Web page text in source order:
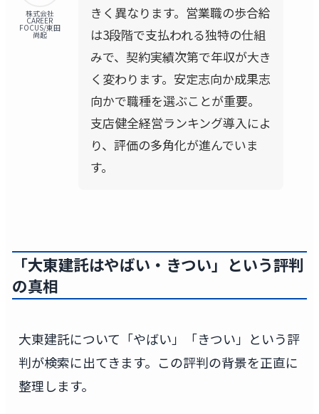
株式会社
CAREER
FOCUS/東田
尚起
きく異なります。営業職の歩合給
は3段階で支払われる独特の仕組
みで、契約実績次第で年収が大き
く変わります。安定志向か成果志
向かで職種を選ぶことが重要。
支店健全経営ランキング導入によ
り、評価の多角化が進んでいま
す。
「大東建託はやばい・きつい」という評判
の真相
大東建託について「やばい」「きつい」という評
判が検索に出てきます。この評判の背景を正直に
整理します。